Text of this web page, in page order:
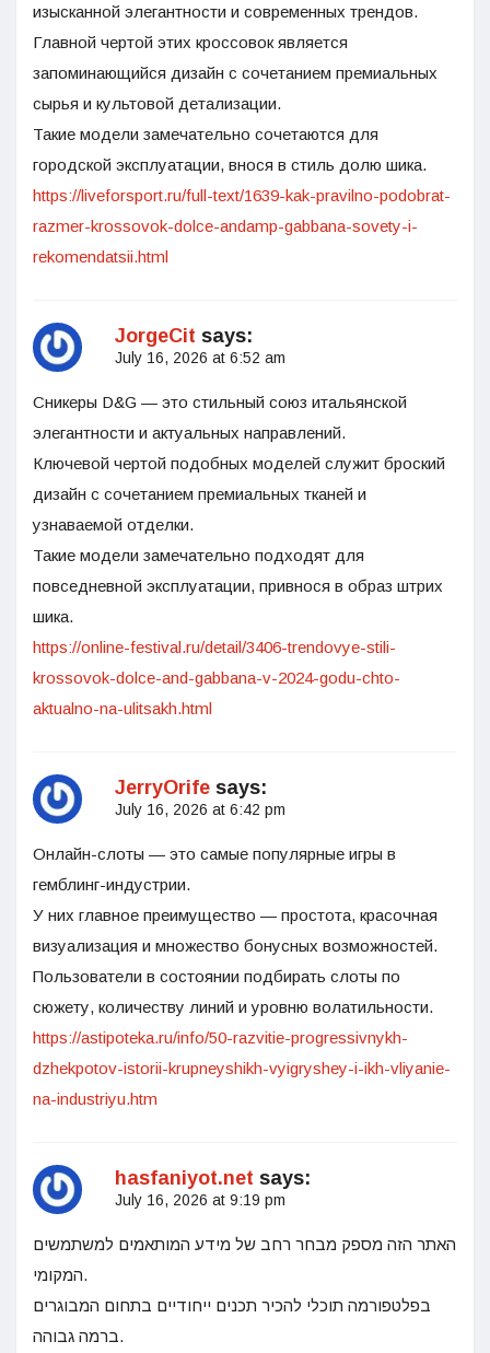
изысканной элегантности и современных трендов.
Главной чертой этих кроссовок является
запоминающийся дизайн с сочетанием премиальных
сырья и культовой детализации.
Такие модели замечательно сочетаются для
городской эксплуатации, внося в стиль долю шика.
https://liveforsport.ru/full-text/1639-kak-pravilno-podobrat-
razmer-krossovok-dolce-andamp-gabbana-sovety-i-
rekomendatsii.html
JorgeCit says:
July 16, 2026 at 6:52 am
Сникеры D&G — это стильный союз итальянской
элегантности и актуальных направлений.
Ключевой чертой подобных моделей служит броский
дизайн с сочетанием премиальных тканей и
узнаваемой отделки.
Такие модели замечательно подходят для
повседневной эксплуатации, привнося в образ штрих
шика.
https://online-festival.ru/detail/3406-trendovye-stili-
krossovok-dolce-and-gabbana-v-2024-godu-chto-
aktualno-na-ulitsakh.html
JerryOrife says:
July 16, 2026 at 6:42 pm
Онлайн-слоты — это самые популярные игры в
гемблинг-индустрии.
У них главное преимущество — простота, красочная
визуализация и множество бонусных возможностей.
Пользователи в состоянии подбирать слоты по
сюжету, количеству линий и уровню волатильности.
https://astipoteka.ru/info/50-razvitie-progressivnykh-
dzhekpotov-istorii-krupneyshikh-vyigryshey-i-ikh-vliyanie-
na-industriyu.htm
hasfaniyot.net says:
July 16, 2026 at 9:19 pm
האתר הזה מספק מבחר רחב של מידע המותאמים למשתמשים
המקומי.
בפלטפורמה תוכלי להכיר תכנים ייחודיים בתחום המבוגרים
ברמה גבוהה.